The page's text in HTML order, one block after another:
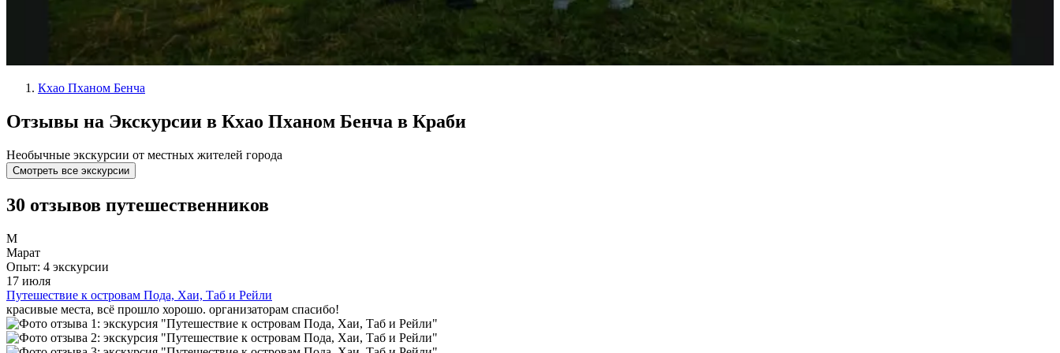
Кхао Пханом Бенча
Отзывы на Экскурсии в Кхао Пханом Бенча в Краби
Необычные экскурсии от местных жителей города
Смотреть все экскурсии
30 отзывов путешественников
М
Марат
Опыт: 4 экскурсии
17 июля
Путешествие к островам Пода, Хаи, Таб и Рейли
красивые места, всё прошло хорошо. организаторам спасибо!